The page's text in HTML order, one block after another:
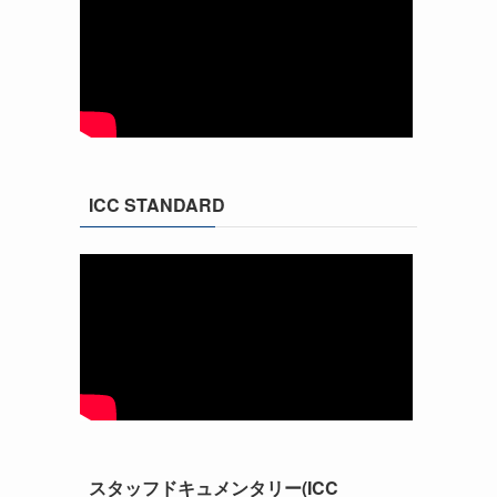
ICC STANDARD
スタッフドキュメンタリー(ICC